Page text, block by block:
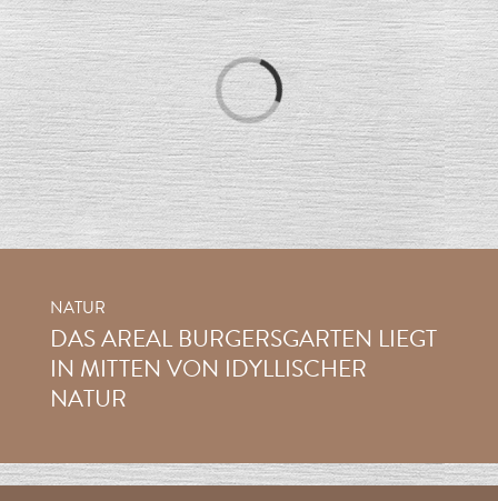
Laden...
NATUR
DAS AREAL BURGERSGARTEN LIEGT
IN MITTEN VON IDYLLISCHER
NATUR